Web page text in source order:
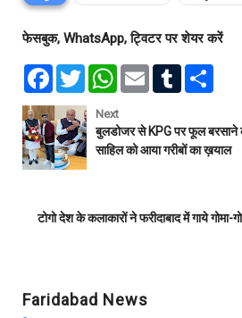
फेसबुक, WhatsApp, ट्विटर पर शेयर करें
F
e
b
o
o
k
T
w
t
t
e
r
W
t
s
A
p
E
l
T
l
r
e
Next
बुलडोजर से KPG पर फूल बरसाने
साहिल को आया गरीबों का ख़याल
टोगो देश के कलाकारों ने फरीदाबाद में गाये गोमा-
Faridabad News